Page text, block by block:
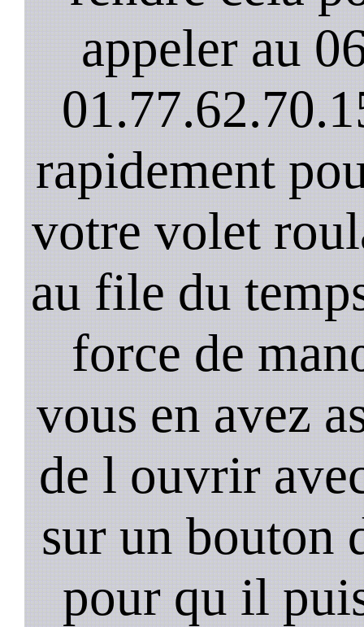
appeler au
rapidement
votre volet
au file du
force de
vous en avez
de l ouvrir
sur un bouton
pour qu il